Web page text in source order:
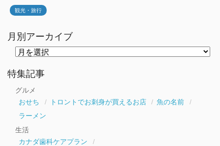
観光・旅行
月別アーカイブ
ー
カ
特集記事
グルメ
おせち
トロントでお刺身が買えるお店
魚の名前
ラーメン
生活
カナダ歯科ケアプラン